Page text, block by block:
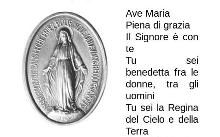
Ave Maria
Piena di grazia
Il Signore è con
te
Tu sei
benedetta fra le
donne, tra gli
uomini
Tu sei la Regina
del Cielo e della
Terra